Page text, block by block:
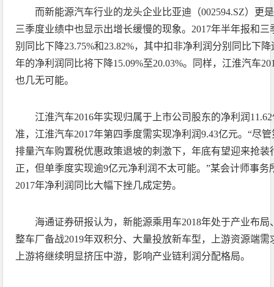
而新能源汽车行业的龙头企业比亚迪（002594.SZ）更
三季度业绩中也显示出增长缓慢的现象。2017年半年报和
别同比下降23.75%和23.82%，其中扣非净利润分别同比下
年的净利润同比将下降15.09%至20.03%。同样，江淮汽车
也几无可能。
江淮汽车2016年实现归属于上市公司股东的净利润
准，江淮汽车2017年第四季度需实现净利润9.43亿元。“尽
排量汽车购置税优惠政策退坡的刺激下，年底有望迎来抢
正，但单季度实现逾9亿元净利润不太可能。”某会计师事
2017年净利润同比大幅下挫几成定势。
海通证券研报认为，新能源乘用车2018年处于产业布
整车厂备战2019年双积分、大量投放新车型，上游资源端
上游将继续明显挤压中游，影响产业链利润分配格局。